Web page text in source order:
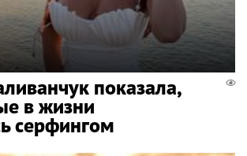
показала,
в жизни
серфингом